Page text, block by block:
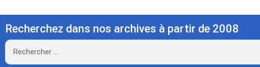
Recherchez dans nos archives à partir de 2008
Rechercher